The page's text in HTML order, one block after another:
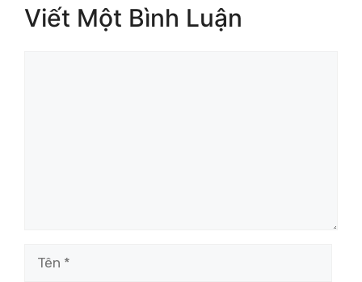
Viết Một Bình Luận